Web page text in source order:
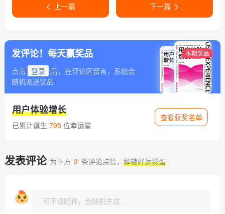
上一篇 下一篇
发评论！每天赢奖品
点击 登录
后，在评论区留言，系统会
随机派送奖品
本期奖品
用户体验增长
已累计诞生 795位幸运星
查看获奖名单
发表评论 为下方 2 条评论点赞，解锁好运彩蛋